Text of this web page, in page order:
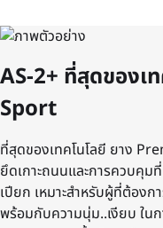
AS-2+ ที่สุดของเ
Sport
ที่สุดของเทคโนโลยี ยาง
ยึดเกาะถนนและการควบคุ
เปียก เหมาะสำหรับผู้ที่ต้อง
พร้อมกับความนุ่ม..เงียบ ใน